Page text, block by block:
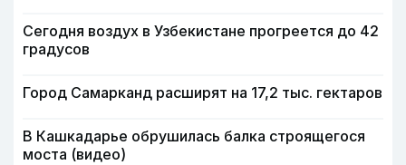
Сегодня воздух в Узбекистане прогреется до 42
градусов
Город Самарканд расширят на 17,2 тыс. гектаров
В Кашкадарье обрушилась балка строящегося
моста (видео)